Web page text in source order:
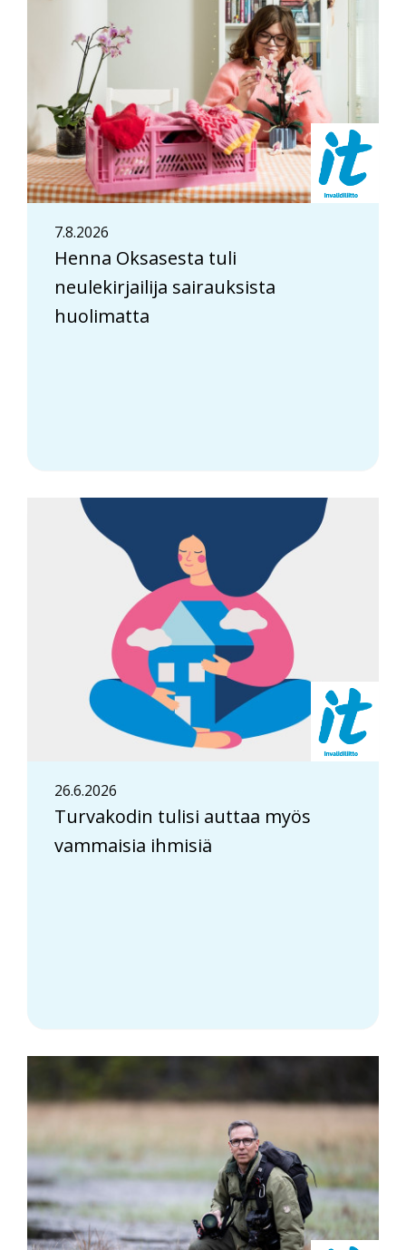
7.8.2026
Henna Oksasesta tuli
neulekirjailija sairauksista
huolimatta
26.6.2026
Turvakodin tulisi auttaa myös
vammaisia ihmisiä